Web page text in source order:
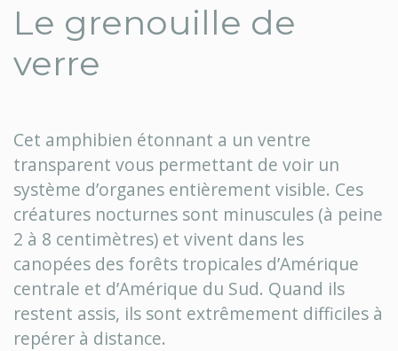
Le grenouille de
verre
Cet amphibien étonnant a un ventre
transparent vous permettant de voir un
système d’organes entièrement visible. Ces
créatures nocturnes sont minuscules (à peine
2 à 8 centimètres) et vivent dans les
canopées des forêts tropicales d’Amérique
centrale et d’Amérique du Sud. Quand ils
restent assis, ils sont extrêmement difficiles à
repérer à distance.